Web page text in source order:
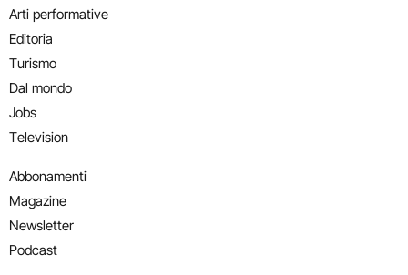
Arti performative
Editoria
Turismo
Dal mondo
Jobs
Television
Abbonamenti
Magazine
Newsletter
Podcast